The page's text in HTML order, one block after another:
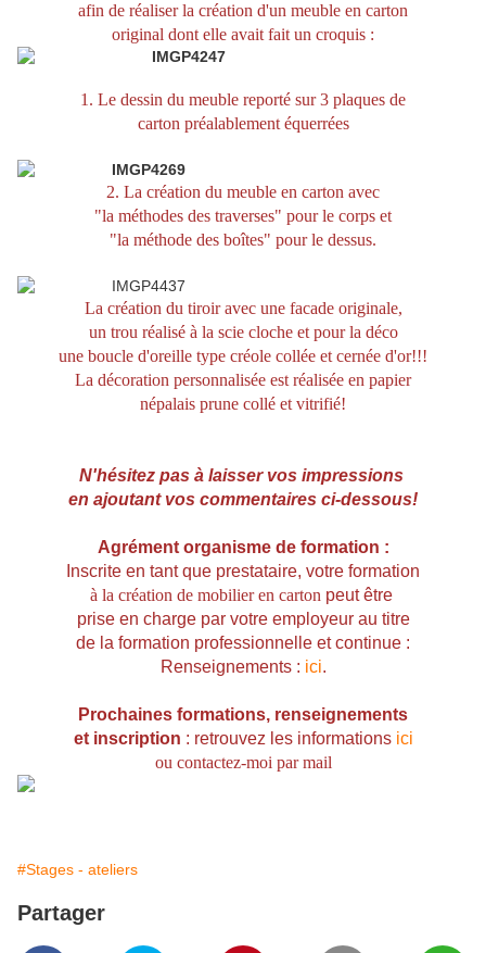
afin de réaliser la création d'un meuble en carton
original dont elle avait fait un croquis :
1. Le dessin du meuble reporté sur 3 plaques de
carton préalablement équerrées
2. La création du meuble en carton avec
"la méthodes des traverses" pour le corps et
"la méthode des boîtes" pour le dessus.
La création du tiroir avec une facade originale,
un trou réalisé à la scie cloche et pour la déco
une boucle d'oreille type créole collée et cernée d'or!!!
La décoration personnalisée est réalisée en papier
népalais prune collé et vitrifié!
N'hésitez pas à laisser vos impressions
en ajoutant vos commentaires ci-dessous!
Agrément organisme de formation :
Inscrite en tant que prestataire, votre formation
à la création de mobilier en carton peut être
prise en charge par votre employeur au titre
de la formation professionnelle et continue :
Renseignements : ici.
Prochaines formations, renseignements
et inscription : retrouvez les informations ici
ou contactez-moi par mail
#Stages - ateliers
Partager